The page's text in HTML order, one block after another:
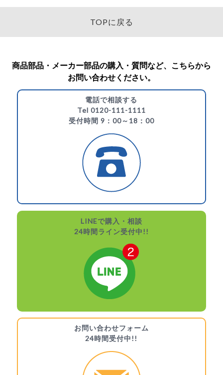
TOPに戻る
商品部品・メーカー部品の購入・質問など、こちらから
お問い合わせください。
電話で相談する
Tel 0120-111-1111
受付時間 9：00～18：00
LINEで購入・相談
24時間ライン受付中!!
お問い合わせフォーム
24時間受付中!!